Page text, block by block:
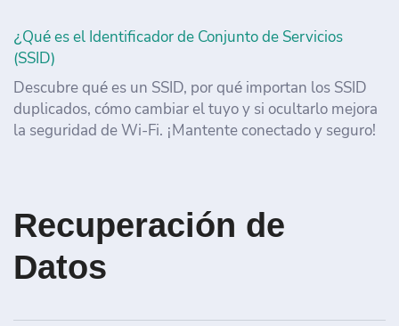
¿Qué es el Identificador de Conjunto de Servicios
(SSID)
Descubre qué es un SSID, por qué importan los SSID
duplicados, cómo cambiar el tuyo y si ocultarlo mejora
la seguridad de Wi-Fi. ¡Mantente conectado y seguro!
Recuperación de
Datos